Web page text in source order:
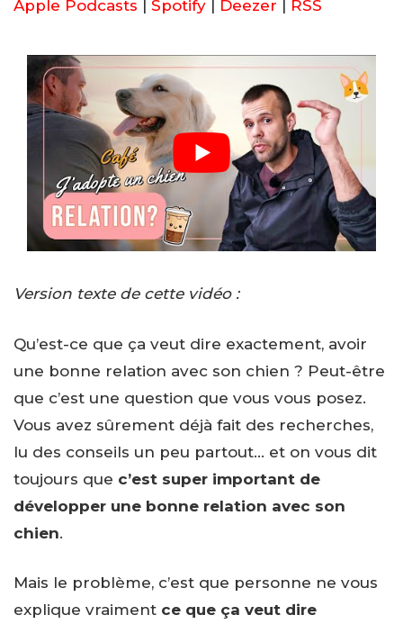
Apple Podcasts | Spotify | Deezer | RSS
Version texte de cette vidéo :
Qu’est-ce que ça veut dire exactement, avoir
une bonne relation avec son chien ? Peut-être
que c’est une question que vous vous posez.
Vous avez sûrement déjà fait des recherches,
lu des conseils un peu partout… et on vous dit
toujours que c’est super important de
développer une bonne relation avec son
chien.
Mais le problème, c’est que personne ne vous
explique vraiment ce que ça veut dire